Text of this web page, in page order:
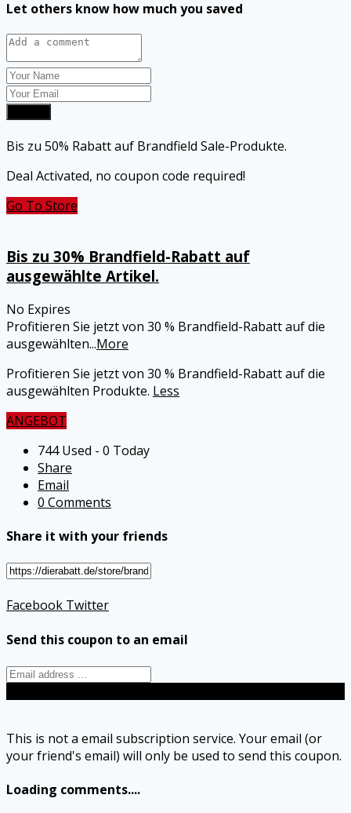
Let others know how much you saved
Bis zu 50% Rabatt auf Brandfield Sale-Produkte.
Deal Activated, no coupon code required!
Go To Store
Bis zu 30% Brandfield-Rabatt auf
ausgewählte Artikel.
No Expires
Profitieren Sie jetzt von 30 % Brandfield-Rabatt auf die
ausgewählten...More
Profitieren Sie jetzt von 30 % Brandfield-Rabatt auf die
ausgewählten Produkte. Less
ANGEBOT
744 Used - 0 Today
Share
Email
0 Comments
Share it with your friends
Facebook Twitter
Send this coupon to an email
This is not a email subscription service. Your email (or
your friend's email) will only be used to send this coupon.
Loading comments....